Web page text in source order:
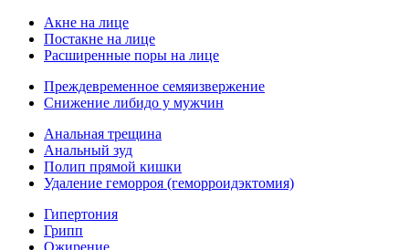
Акне на лице
Постакне на лице
Расширенные поры на лице
Преждевременное семяизвержение
Снижение либидо у мужчин
Анальная трещина
Анальный зуд
Полип прямой кишки
Удаление геморроя (геморроидэктомия)
Гипертония
Грипп
Ожирение